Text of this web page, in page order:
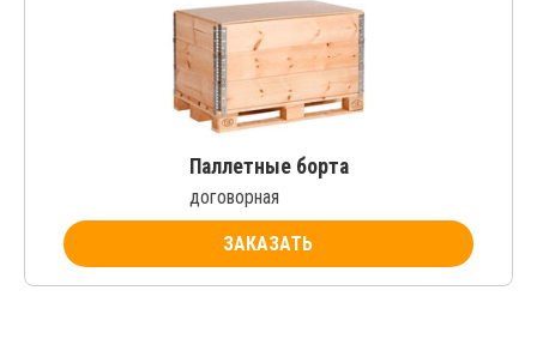
Паллетные борта
договорная
ЗАКАЗАТЬ